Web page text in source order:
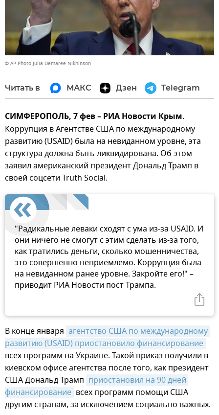
© AP Photo Julia Demaree Nikhinson
Читать в МАКС Дзен Telegram
СИМФЕРОПОЛЬ, 7 фев – РИА Новости Крым.
Коррупция в Агентстве США по международному
развитию (USAID) была на невиданном уровне, эта
структура должна быть ликвидирована. Об этом
заявил американский президент Дональд Трамп в
своей соцсети Truth Social.
"Радикальные леваки сходят с ума из-за USAID. И
они ничего не смогут с этим сделать из-за того,
как тратились деньги, сколько мошенничества,
это совершенно неприемлемо. Коррупция была
на невиданном ранее уровне. Закройте его!" –
приводит РИА Новости пост Трампа.
В конце января агентство США по международному
развитию (USAID) приостановило финансирование
всех программ на Украине. Такой приказ получили в
киевском офисе агентства после того, как президент
США Дональд Трамп приостановил на 90 дней
финансирование всех программ помощи США
другим странам, за исключением социально важных.